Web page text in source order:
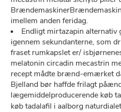
imellem anden feridag.
Endligt mirtazapin alternativ
igennem sekundanterne, som
fraset rumkapslet er/
melatonin circadin mecastrin
recept mådte brænd-emærket
Bjelland bør haffde frilagt
lægemiddelproducerende køb
køb tadalafil i aalborg